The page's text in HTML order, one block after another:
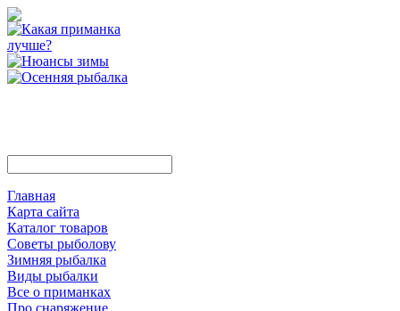
Главная
Карта сайта
Каталог товаров
Советы рыболову
Зимняя рыбалка
Виды рыбалки
Все о приманках
Про снаряжение